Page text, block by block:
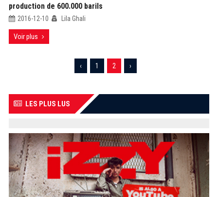
production de 600.000 barils
2016-12-10 Lila Ghali
Voir plus
‹ 1 2 ›
LES PLUS LUS